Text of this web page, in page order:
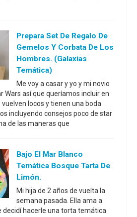
Prepara Set De Regalo De
Gemelos Y Corbata De Los
Hombres. (galaxias
Temática)
Me voy a casar y yo y mi novio
Wars así que queríamos incluir en
locos y tienen una boda
incluyendo consejos poco de star
de las maneras que
Bajo El Mar Blanco
Temática Bosque Tarta De
Limón.
Mi hija de 2 años de vuelta la
semana pasada. Ella ama a
decidí hacerle una torta temática